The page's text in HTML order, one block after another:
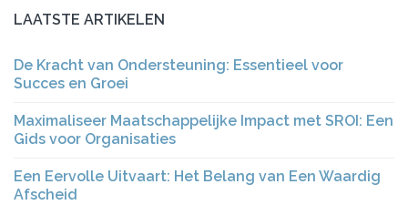
LAATSTE ARTIKELEN
De Kracht van Ondersteuning: Essentieel voor
Succes en Groei
Maximaliseer Maatschappelijke Impact met SROI: Een
Gids voor Organisaties
Een Eervolle Uitvaart: Het Belang van Een Waardig
Afscheid